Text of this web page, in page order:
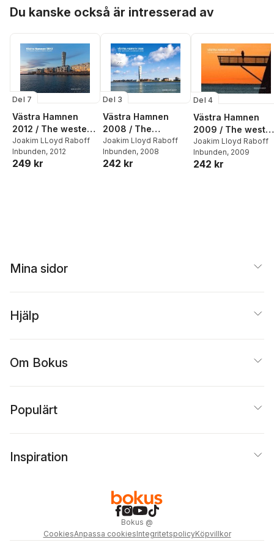
Du kanske också är intresserad av
Del 7
Västra Hamnen
2012 / The western
harbour in Malmö,
Sweden
Joakim LLoyd Raboff
Inbunden, 2012
249 kr
Del 3
Västra Hamnen
2008 / The
western harbour
2008
Joakim Lloyd Raboff
Inbunden, 2008
242 kr
Del 4
Västra Hamnen
2009 / The west
harbour 2009
Joakim Lloyd Raboff
Inbunden, 2009
242 kr
Mina sidor
Hjälp
Om Bokus
Populärt
Inspiration
Bokus @
CookiesAnpassa cookiesIntegritetspolicyKöpvillkor